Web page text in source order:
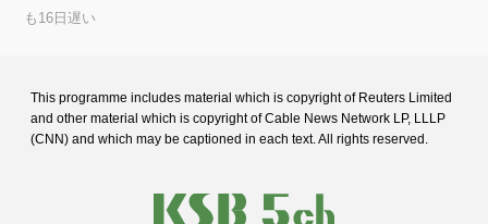
も16日遅い
This programme includes material which is copyright of Reuters Limited
and other material which is copyright of Cable News Network LP, LLLP
(CNN) and which may be captioned in each text. All rights reserved.